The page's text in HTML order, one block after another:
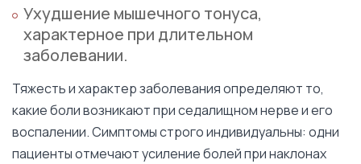
Ухудшение мышечного тонуса,
характерное при длительном
заболевании.
Тяжесть и характер заболевания определяют то,
какие боли возникают при седалищном нерве и его
воспалении. Симптомы строго индивидуальны: одни
пациенты отмечают усиление болей при наклонах